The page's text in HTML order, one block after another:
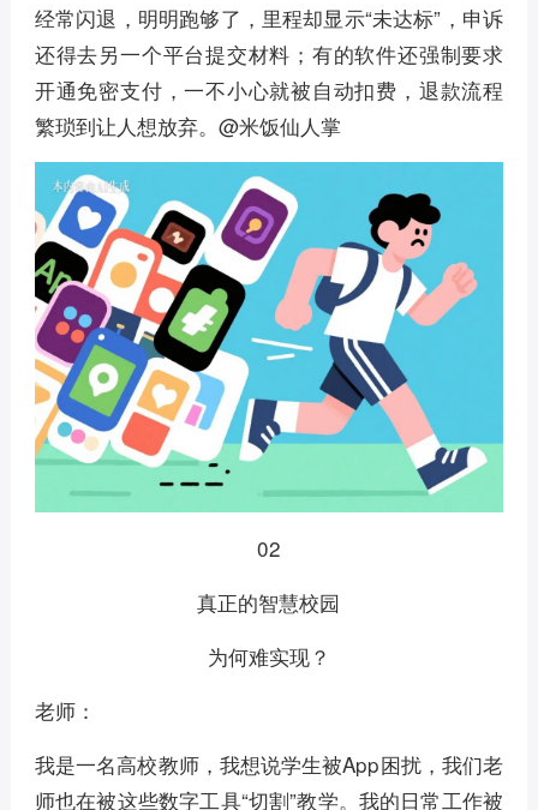
经常闪退，明明跑够了，里程却显示“未达标”，申诉
还得去另一个平台提交材料；有的软件还强制要求
开通免密支付，一不小心就被自动扣费，退款流程
繁琐到让人想放弃。@米饭仙人掌
02
真正的智慧校园
为何难实现？
老师：
我是一名高校教师，我想说学生被App困扰，我们老
师也在被这些数字工具“切割”教学。我的日常工作被